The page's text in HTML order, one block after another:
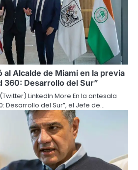
Alcalde de Miami en la previa
360: Desarrollo del Sur”
LinkedIn More En la antesala
Desarrollo del Sur”, el Jefe de…